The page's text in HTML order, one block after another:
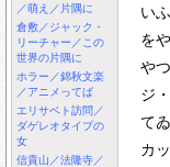
／萌え／片隅に
倉敷／ジャック・
リーチャー／この
世界の片隅に
ホラー／錦秋文楽
／アニメってば
エリサベト訪問／
ダゲレオタイプの
女
信貴山／法隆寺／
い
を
や
ジ
て
カ